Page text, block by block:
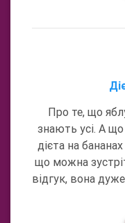
Про те, що
знають усі. А
дієта на
що можна
відгук, вона